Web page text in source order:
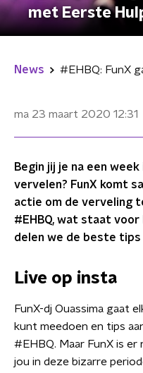
met Eerste
News
ma 23 maart 2020 12:31
Begin jij je na een
vervelen? FunX komt
actie om de verveling
#EHBQ, wat staat voor
delen we de beste tips
Live op insta
FunX-dj Ouassima gaat
kunt meedoen en tips
#EHBQ. Maar FunX is
jou in deze bizarre